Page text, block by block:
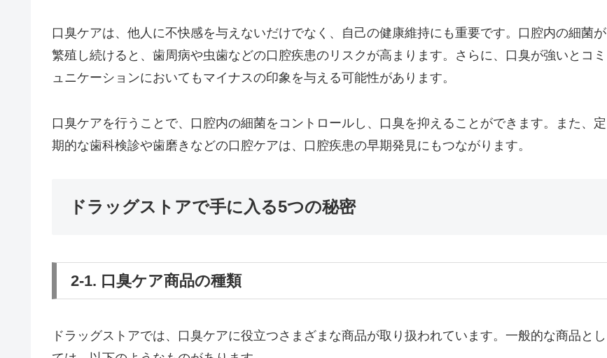
口臭ケアは、他人に不快感を与えないだけでなく、自己の健康維持にも重要です。口腔内の細菌が
繁殖し続けると、歯周病や虫歯などの口腔疾患のリスクが高まります。さらに、口臭が強いとコミ
ュニケーションにおいてもマイナスの印象を与える可能性があります。
口臭ケアを行うことで、口腔内の細菌をコントロールし、口臭を抑えることができます。また、定
期的な歯科検診や歯磨きなどの口腔ケアは、口腔疾患の早期発見にもつながります。
ドラッグストアで手に入る5つの秘密
2-1. 口臭ケア商品の種類
ドラッグストアでは、口臭ケアに役立つさまざまな商品が取り扱われています。一般的な商品とし